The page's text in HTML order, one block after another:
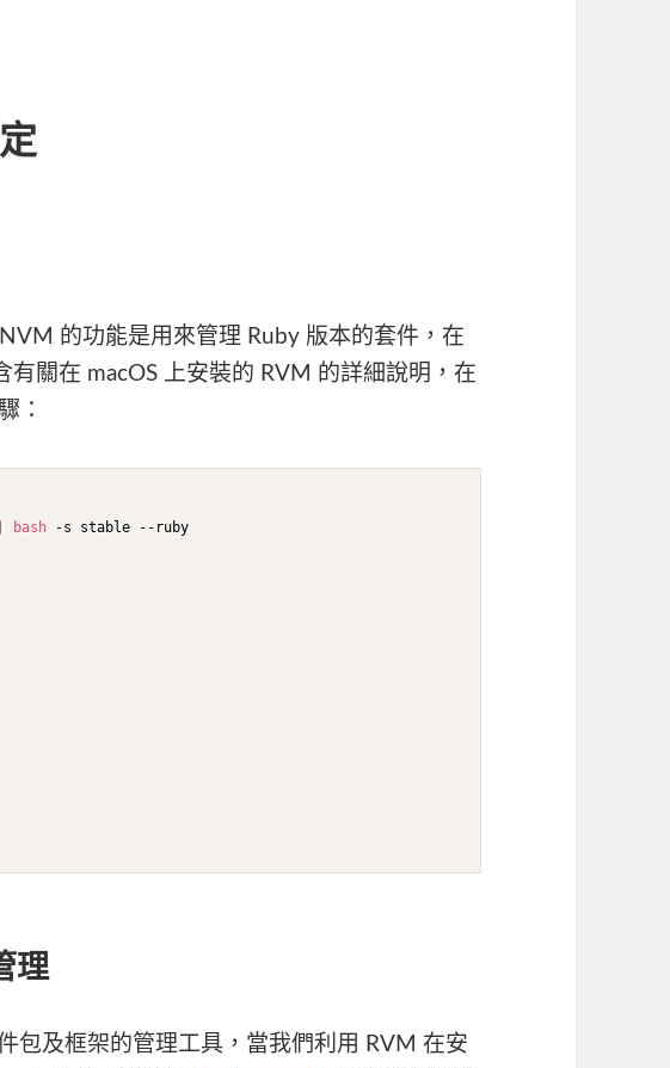
的功能是用來管理 Ruby 版本的套件，在
有關在 macOS 上安裝的 RVM 的詳細說明，在
：
bash -s stable --ruby
理
包及框架的管理工具，當我們利用 RVM 在安